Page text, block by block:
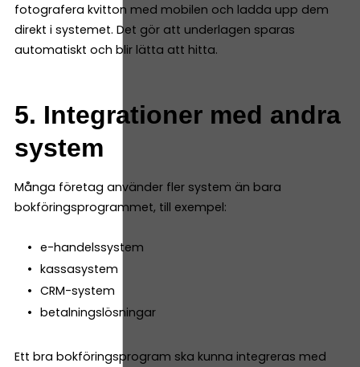
fotografera kvitton med mobilen och ladda upp dem
direkt i systemet. Det gör att underlagen sparas
automatiskt och blir lätta att hitta.
5. Integrationer med andra
system
Många företag använder fler system än bara
bokföringsprogrammet, till exempel:
e-handelssystem
kassasystem
CRM-system
betalningslösningar
Ett bra bokföringsprogram ska kunna integreras med